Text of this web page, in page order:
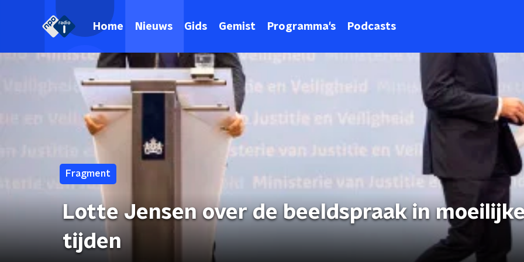
Home Nieuws Gids Gemist Programma's Podcasts
Fragment
Lotte Jensen over de beeldspraak in
tijden